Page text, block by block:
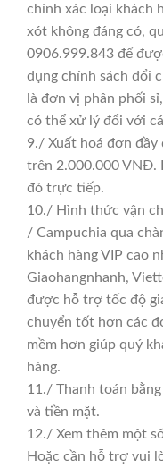
chính xác loại khách
xót không đáng có,
0906.999.843 để
dụng chính sách đổi
là đơn vị phân phối
có thể xử lý đổi với
9./ Xuất hoá đơn
trên 2.000.000 VNĐ.
đỏ trực tiếp.
10./ Hình thức vận
/ Campuchia qua
khách hàng VIP cao
Giaohangnhanh,
được hỗ trợ tốc độ
chuyển tốt hơn các
mềm hơn giúp quý
hàng.
11./ Thanh toán
và tiền mặt.
12./ Xem thêm một
Hoặc cần hỗ trợ vui